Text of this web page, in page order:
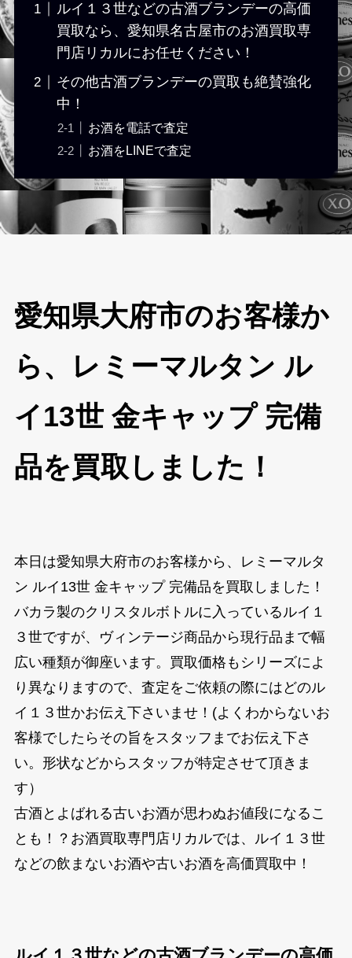
ルイ１３世などの古酒ブランデーの高価
買取なら、愛知県名古屋市のお酒買取専
門店リカルにお任せください！
その他古酒ブランデーの買取も絶賛強化
中！
お酒を電話で査定
お酒をLINEで査定
愛知県大府市のお客様か
ら、レミーマルタン ル
イ13世 金キャップ 完備
品を買取しました！
本日は愛知県大府市のお客様から、レミーマルタ
ン ルイ13世 金キャップ 完備品を買取しました！
バカラ製のクリスタルボトルに入っているルイ１
３世ですが、ヴィンテージ商品から現行品まで幅
広い種類が御座います。買取価格もシリーズによ
り異なりますので、査定をご依頼の際にはどのル
イ１３世かお伝え下さいませ！(よくわからないお
客様でしたらその旨をスタッフまでお伝え下さ
い。形状などからスタッフが特定させて頂きま
す）
古酒とよばれる古いお酒が思わぬお値段になるこ
とも！？お酒買取専門店リカルでは、ルイ１３世
などの飲まないお酒や古いお酒を高価買取中！